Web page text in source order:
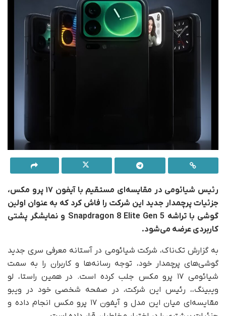
رئیس شیائومی در مقایسه‌ای مستقیم با آیفون ۱۷ پرو مکس،
جزئیات پرچمدار جدید این شرکت را فاش کرد که به عنوان اولین
گوشی با تراشه
و نمایشگر پشتی
کاربردی عرضه می‌شود.
به گزارش تک‌ناک، شرکت شیائومی در آستانه معرفی سری جدید
گوشی‌های پرچمدار خود، توجه رسانه‌ها و کاربران را به سمت
شیائومی ۱۷ پرو مکس جلب کرده است. در همین راستا، لو
ویبینگ،، رئیس این شرکت، در صفحه شخصی خود در ویبو
مقایسه‌ای میان این مدل و آیفون ۱۷ پرو مکس انجام داده و